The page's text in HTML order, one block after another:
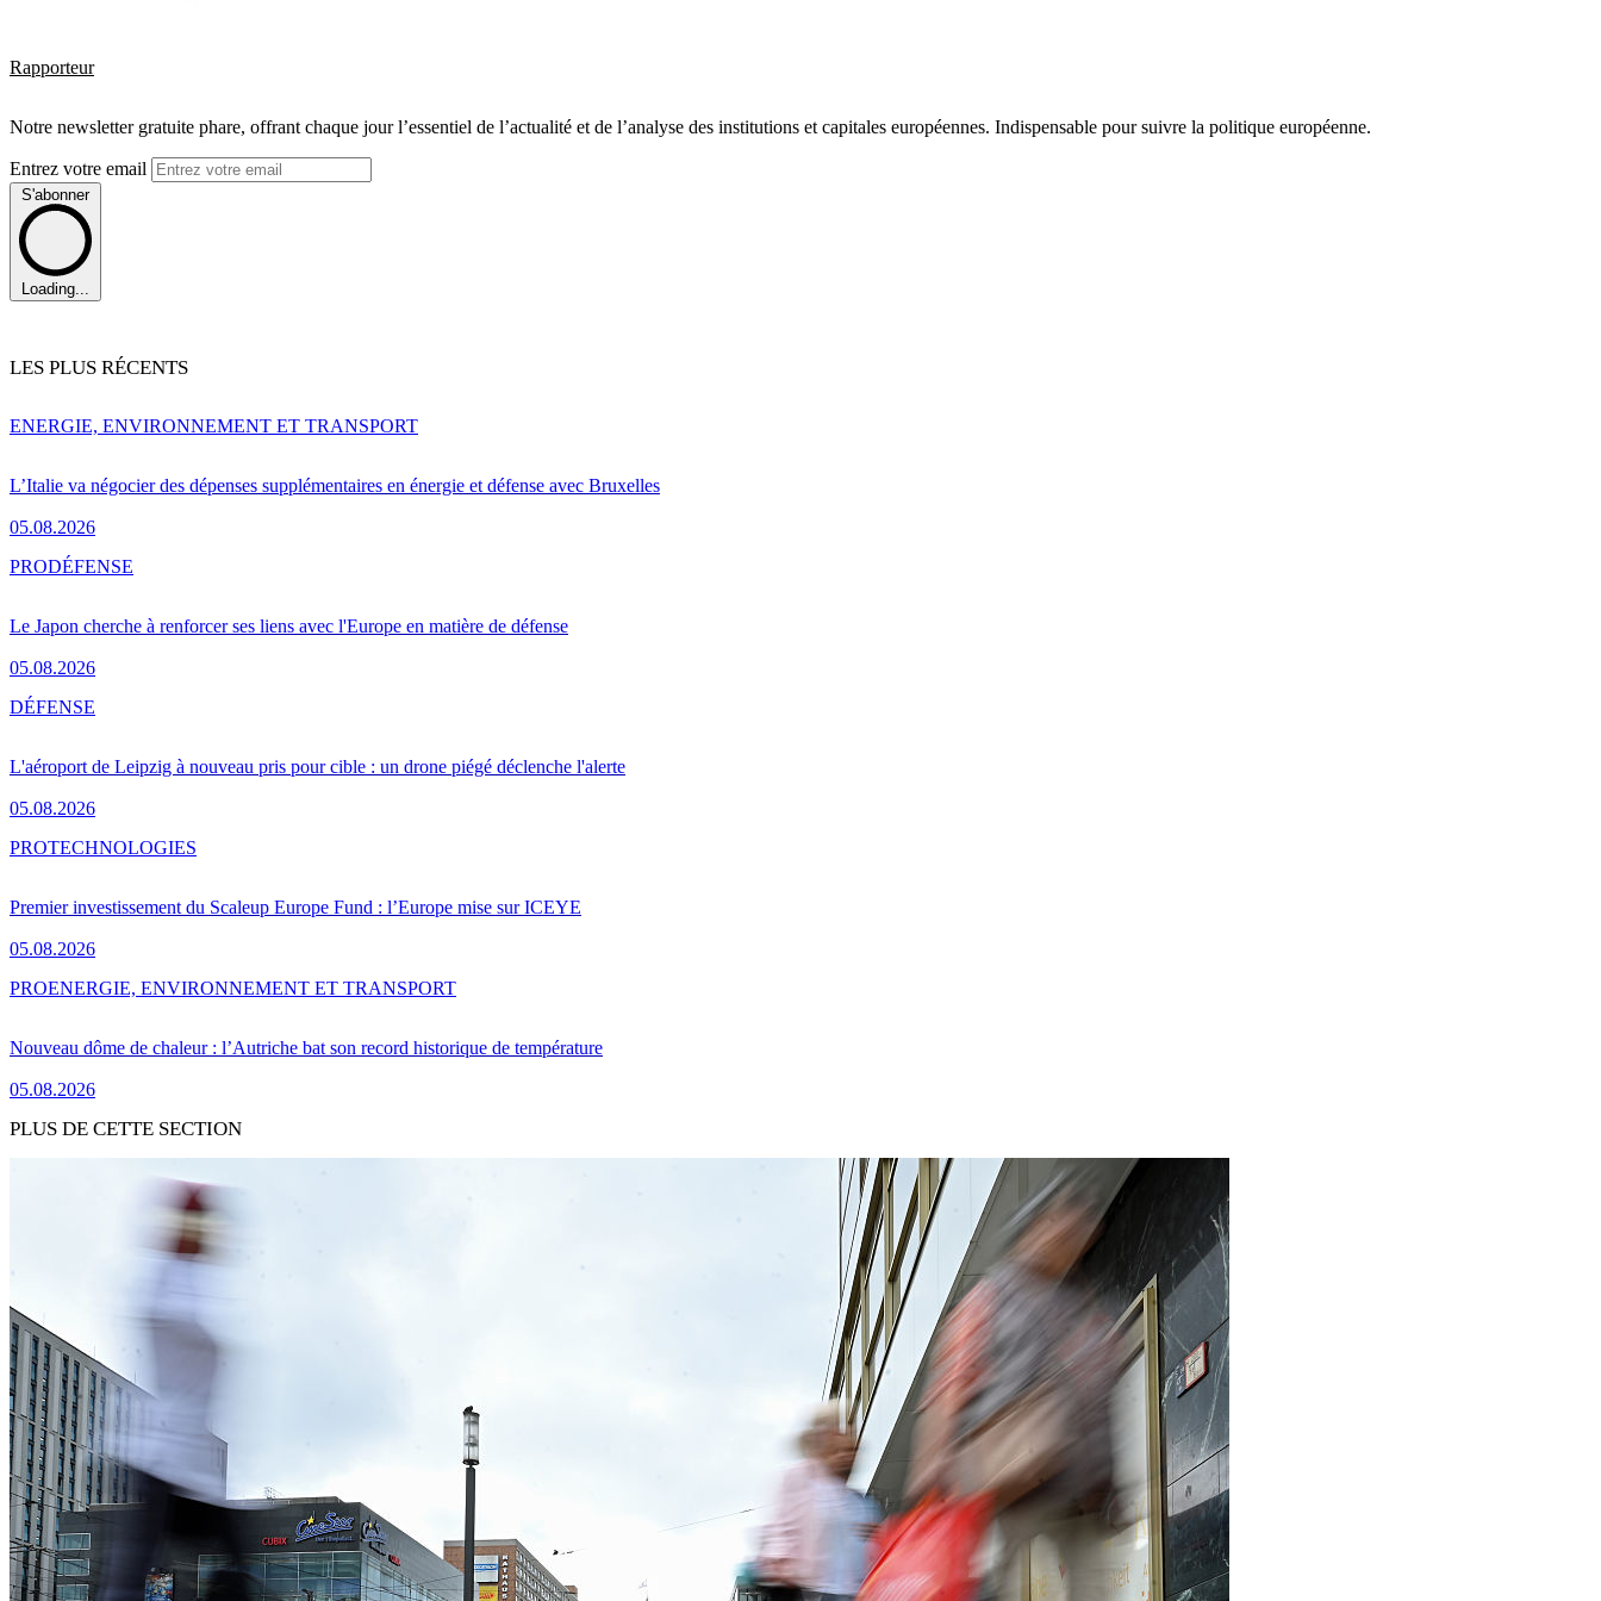
Rapporteur
Notre newsletter gratuite phare, offrant chaque jour l’essentiel de l’actualité et de l’analyse des institutions et capitales européennes. Indispensable pour suivre la politique européenne.
Entrez votre email
S'abonner
Loading...
LES PLUS RÉCENTS
L’Italie va négocier des dépenses supplémentaires en énergie et défense avec Bruxelles
05.08.2026
ENERGIE, ENVIRONNEMENT ET TRANSPORT
Le Japon cherche à renforcer ses liens avec l'Europe en matière de défense
05.08.2026
PRODÉFENSE
L'aéroport de Leipzig à nouveau pris pour cible : un drone piégé déclenche l'alerte
05.08.2026
DÉFENSE
Premier investissement du Scaleup Europe Fund : l’Europe mise sur ICEYE
05.08.2026
PROTECHNOLOGIES
Nouveau dôme de chaleur : l’Autriche bat son record historique de température
05.08.2026
PROENERGIE, ENVIRONNEMENT ET TRANSPORT
PLUS DE CETTE SECTION